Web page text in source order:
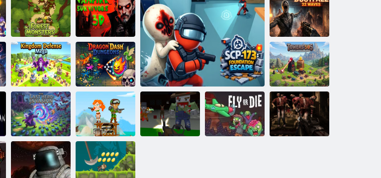
Metsakoletised
Vampire
Survivors 3D
Dust Fall 22
Waves
Kuningriigi
kaitse Mega
Dragon Dash
Dungeons
Tornid 505
Viimane
kangelane:
sissetung
Armee sõdurid:
Resistance